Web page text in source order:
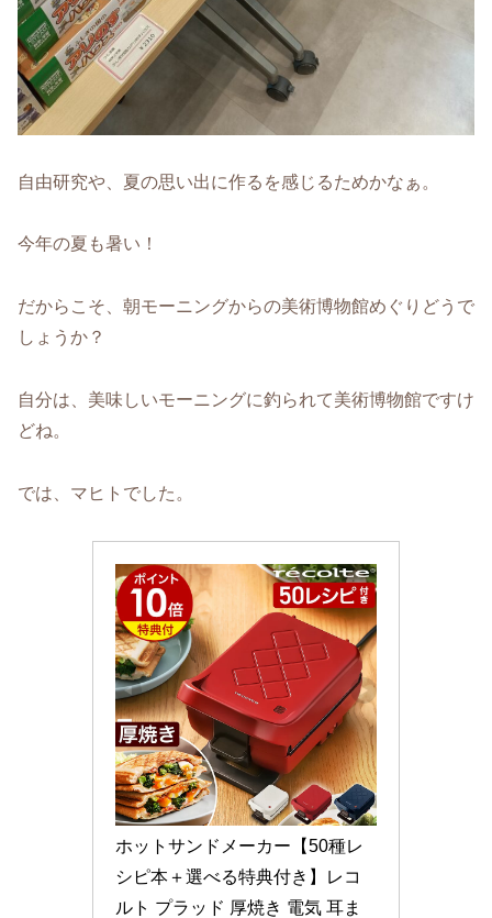
自由研究や、夏の思い出に作るを感じるためかなぁ。
今年の夏も暑い！
だからこそ、朝モーニングからの美術博物館めぐりどうで
しょうか？
自分は、美味しいモーニングに釣られて美術博物館ですけ
どね。
では、マヒトでした。
ホットサンドメーカー【50種レ
シピ本＋選べる特典付き】レコ
ルト プラッド 厚焼き 電気 耳ま